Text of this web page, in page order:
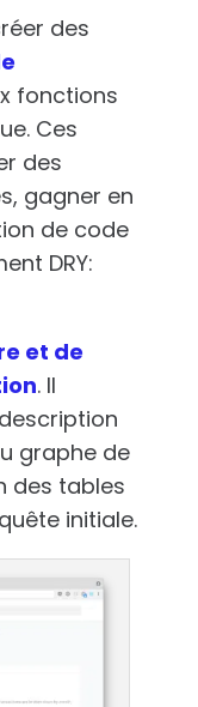
des
fonctions
Ces
des
gagner en
de code
DRY:
et de
. Il
graphe de
des tables
initiale.